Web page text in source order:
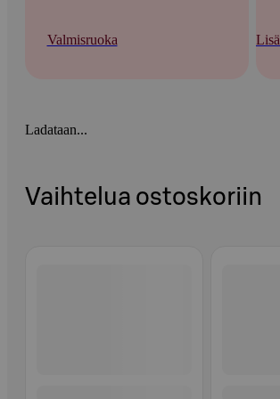
Valmisruoka
Ladataan...
Vaihtelua ostoskoriin